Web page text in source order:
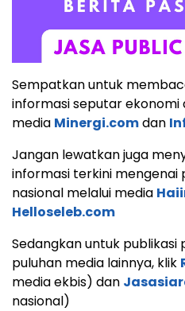
Sempatkan untuk
informasi seputar ekonomi
media Minergi.comdan
Jangan lewatkan juga
informasi terkini mengenai
nasional melalui media
Helloseleb.com
Sedangkan untuk
puluhan media lainnya, klik
media ekbis) dan
nasional)